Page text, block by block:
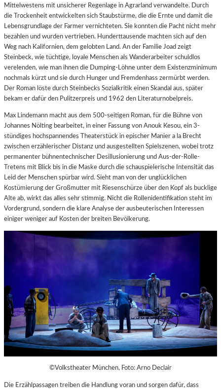
Mittelwestens mit unsicherer Regenlage in Agrarland verwandelte. Durch
die Trockenheit entwickelten sich Staubstürme, die die Ernte und damit die
Lebensgrundlage der Farmer vernichteten. Sie konnten die Pacht nicht mehr
bezahlen und wurden vertrieben. Hunderttausende machten sich auf den
Weg nach Kalifornien, dem gelobten Land. An der Familie Joad zeigt
Steinbeck, wie tüchtige, loyale Menschen als Wanderarbeiter schuldlos
verelenden, wie man ihnen die Dumping-Löhne unter dem Existenzminimum
nochmals kürzt und sie durch Hunger und Fremdenhass zermürbt werden.
Der Roman löste durch Steinbecks Sozialkritik einen Skandal aus, später
bekam er dafür den Pulitzerpreis und 1962 den Literaturnobelpreis.
Max Lindemann macht aus dem 500-seitigen Roman, für die Bühne von
Johannes Nölting bearbeitet, in einer Fassung von Anouk Kesou, ein 3-
stündiges hochspannendes Theaterstück in epischer Manier a la Brecht
zwischen erzählerischer Distanz und ausgestellten Spielszenen, wobei trotz
permanenter bühnentechnischer Desillusionierung und Aus-der-Rolle-
Tretens mit Blick bis in die Maske durch die schauspielerische Intensität das
Leid der Menschen spürbar wird. Sieht man von der unglücklichen
Kostümierung der Großmutter mit Riesenschürze über den Kopf als bucklige
Alte ab, wirkt das alles sehr stimmig. Nicht die Rollenidentifikation steht im
Vordergrund, sondern die klare Analyse der ausbeuterischen Interessen
einiger weniger auf Kosten der breiten Bevölkerung.
©Volkstheater München, Foto: Arno Declair
Die Erzählpassagen treiben die Handlung voran und sorgen dafür, dass